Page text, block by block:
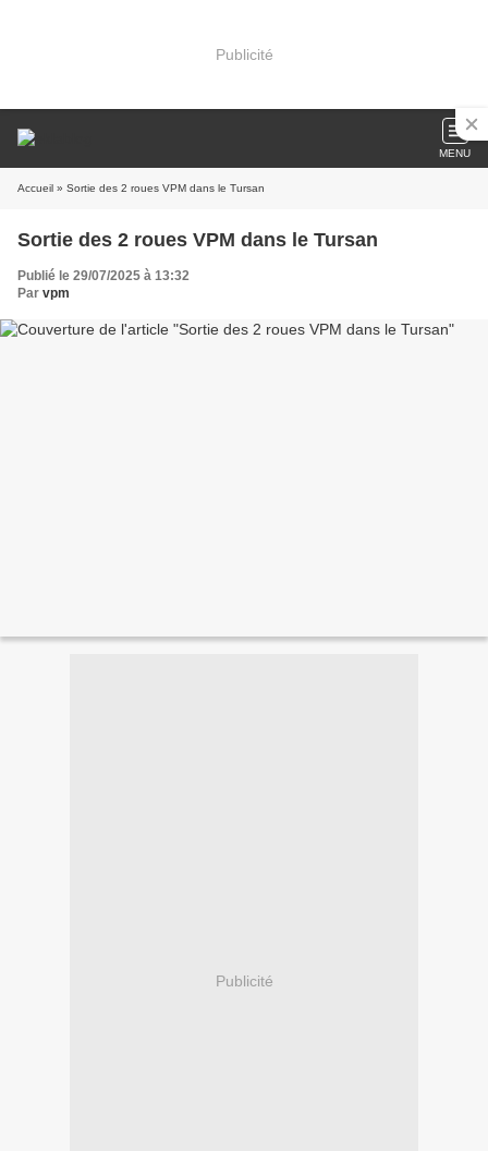
Publicité
MENU
Accueil » Sortie des 2 roues VPM dans le Tursan
Sortie des 2 roues VPM dans le Tursan
Publié le 29/07/2025 à 13:32
Par vpm
Publicité